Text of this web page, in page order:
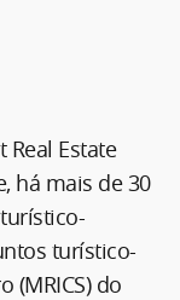
Real Estate
há mais de 30
turístico-
(MRICS) do